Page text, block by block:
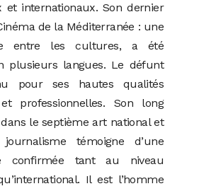
et internationaux. Son dernier
de la Méditerranée : une
entre les cultures, a été
plusieurs langues. Le défunt
pour ses hautes qualités
professionnelles. Son long
le septième art national et
témoigne d’une
confirmée tant au niveau
Il est l’homme